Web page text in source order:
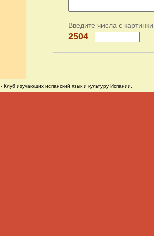
Введите числа с
2504
- Клуб изучающих испанский язык и культуру Испании.